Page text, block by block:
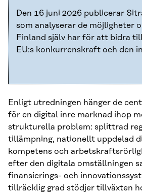
Den 16 juni 2026 publicerar
som analyserar de möjligheter
Finland själv har för att bidra
EU:s konkurrenskraft och den
Enligt utredningen hänger de
för en digital inre marknad ihop
strukturella problem: splittrad
tillämpning, nationellt uppdelad
kompetens och
efter den digitala omställningen
finansierings- och
tillräcklig grad stödjer tillväxten